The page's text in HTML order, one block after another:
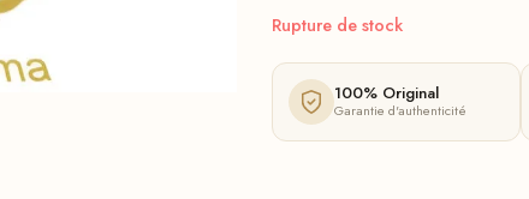
Rupture de stock
100% Original
Garantie d'authenticité